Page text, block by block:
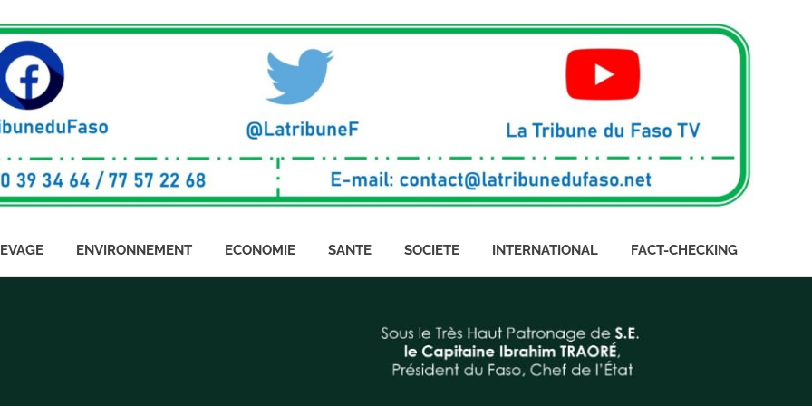
ENVIRONNEMENT ECONOMIE SANTE SOCIETE INTERNATIONAL FACT-CHECKING